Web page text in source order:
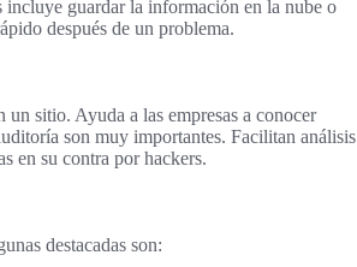
guardar la información en la nube o
después de un problema.
sitio. Ayuda a las empresas a conocer
son muy importantes. Facilitan análisis
en su contra por hackers.
destacadas son: